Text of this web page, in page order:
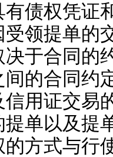
债权凭证
领提单的
于合同的
的合同约
用证交易
单以及提
方式与行